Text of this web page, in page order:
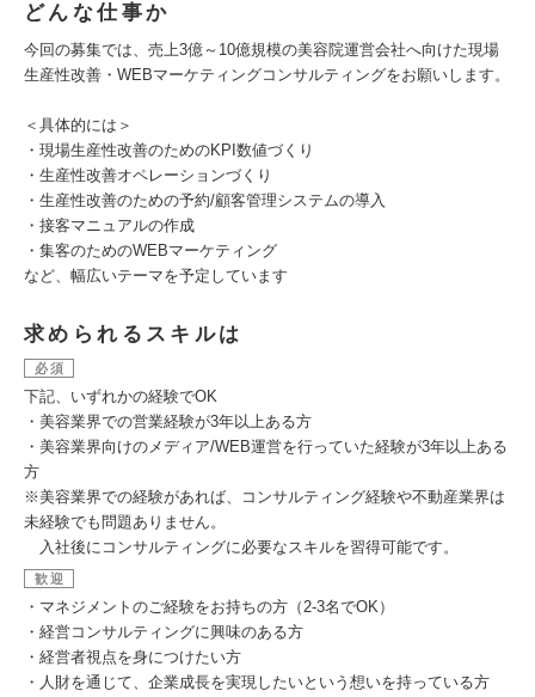
どんな仕事か
今回の募集では、売上3億～10億規模の美容院運営会社へ向けた現場
生産性改善・WEBマーケティングコンサルティングをお願いします。
＜具体的には＞
・現場生産性改善のためのKPI数値づくり
・生産性改善オペレーションづくり
・生産性改善のための予約/顧客管理システムの導入
・接客マニュアルの作成
・集客のためのWEBマーケティング
など、幅広いテーマを予定しています
求められるスキルは
必須
下記、いずれかの経験でOK
・美容業界での営業経験が3年以上ある方
・美容業界向けのメディア/WEB運営を行っていた経験が3年以上ある
方
※美容業界での経験があれば、コンサルティング経験や不動産業界は
未経験でも問題ありません。
入社後にコンサルティングに必要なスキルを習得可能です。
歓迎
・マネジメントのご経験をお持ちの方（2-3名でOK）
・経営コンサルティングに興味のある方
・経営者視点を身につけたい方
・人財を通じて、企業成長を実現したいという想いを持っている方